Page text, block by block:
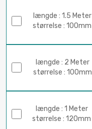
længde : 1.5 Meter
størrelse : 100mm
længde : 2 Meter
størrelse : 100mm
længde : 1 Meter
størrelse : 120mm